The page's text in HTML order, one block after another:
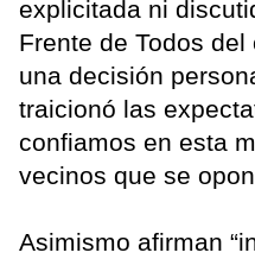
explicitada ni
Frente de Todos
una decisión
traicionó las
confiamos en esta
vecinos que se
Asimismo afirman